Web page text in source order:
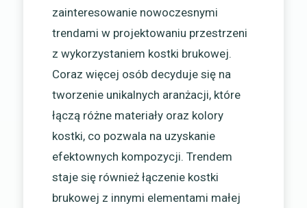
zainteresowanie nowoczesnymi
trendami w projektowaniu przestrzeni
z wykorzystaniem kostki brukowej.
Coraz więcej osób decyduje się na
tworzenie unikalnych aranżacji, które
łączą różne materiały oraz kolory
kostki, co pozwala na uzyskanie
efektownych kompozycji. Trendem
staje się również łączenie kostki
brukowej z innymi elementami małej